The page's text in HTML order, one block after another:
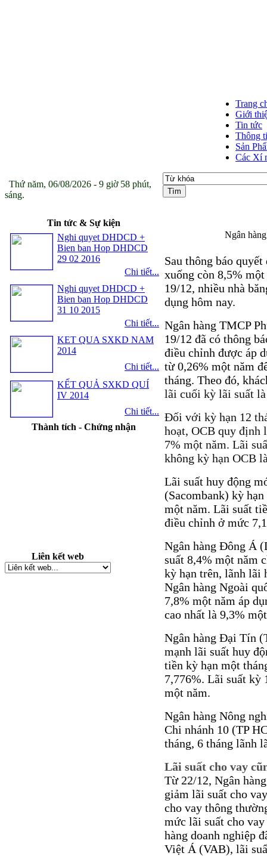
Trang
Giới
Tin tức
Thông
Sản
Các Xí
Thứ năm, 06/08/2026 - 9 giờ 58 phút,
sáng.
Tin tức & Sự kiện
Nghi quyet DHDCD +
Bien ban Hop DHDCD
29 02 2016
Chi tiết...
Nghi quyet DHDCD +
Bien ban Hop DHDCD
31 10 2015
Chi tiết...
KET QUA SXKD NAM
2014
Chi tiết...
KẾT QUẢ SXKD QUÍ
IV 2014
Chi tiết...
Thành tích - Chứng nhận
Liên kết web
Ngân
Sau thông báo
xuống còn 8,5%
19/12, nhiều nhà
dụng hôm nay.
Ngân hàng TMCP
19/12 đã có thông
điều chỉnh được áp
từ 0,26% một năm
tháng. Theo đó,
lãi cuối kỳ lãi suất
Đối với kỳ hạn 12
hoạt, OCB quy định
7% một năm. Lãi
không kỳ hạn OCB
Lãi suất huy động
(Sacombank) kỳ
một năm. Lãi suất
điều chỉnh ở mức
Ngân hàng Đông Á
suất 8,4% một năm
kỳ hạn trên, lãnh lãi
Ngân hàng Ngoài
7,8% một năm áp
cao nhất là 9,3%
Ngân hàng Đại Tín
mạnh lãi suất huy
tiền kỳ hạn một
7,776%. Lãi suất kỳ
một năm.
Ngân hàng Nông
Chi nhánh 10 (TP
tháng, 6 tháng lãnh
Lãi suất cho vay
Từ 22/12, Ngân
giảm lãi suất cho
cho vay thông
mức lãi suất cho
hàng doanh nghiệp
Việt Á (VAB), lãi